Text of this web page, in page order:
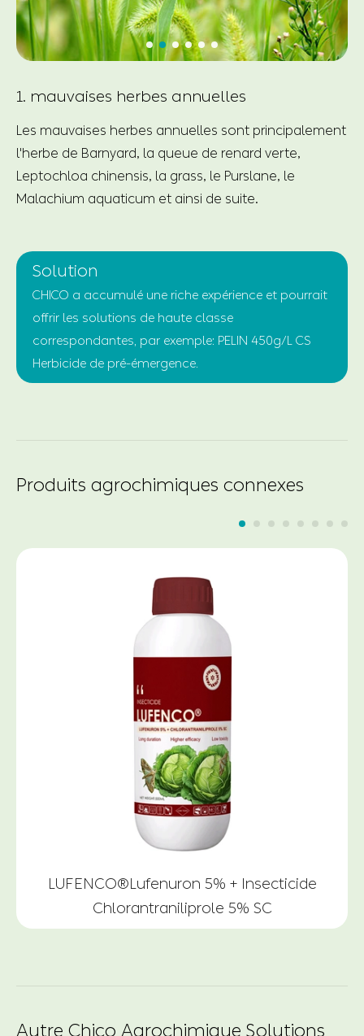
1. mauvaises herbes annuelles
Les mauvaises herbes annuelles sont principalement
l'herbe de Barnyard, la queue de renard verte,
Leptochloa chinensis, la grass, le Purslane, le
Malachium aquaticum et ainsi de suite.
Solution
CHICO a accumulé une riche expérience et pourrait
offrir les solutions de haute classe
correspondantes, par exemple: PELIN 450g/L CS
Herbicide de pré-émergence.
Produits agrochimiques connexes
LUFENCO®Lufenuron 5% + Insecticide
Chlorantraniliprole 5% SC
Autre Chico Agrochimique Solutions